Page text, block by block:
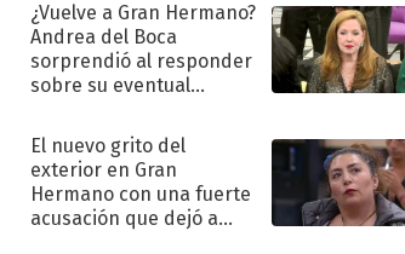
¿Vuelve a Gran Hermano?
Andrea del Boca
sorprendió al responder
sobre su eventual
El nuevo grito del
exterior en Gran
Hermano con una fuerte
acusación que dejó a